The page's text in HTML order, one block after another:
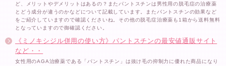
ど、メリットやデメリットはあるの？またパントスチンは男性用の脱毛症の治療薬
とどう成分が違うのかなどについて記載しています。またパントスチンの効果など
をご紹介していますので確認くださいね。その他の脱毛症治療薬も1箱から送料無料
となっていますので御確認ください。
《ミノキシジル併用の使い方》パントスチンの最安値通販サイト
など・・
女性用のAGA治療薬である「パントスチン」は抜け毛の抑制力に優れた商品になり